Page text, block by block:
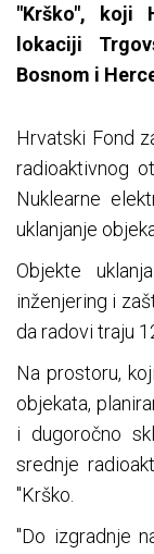
"Krško", koji
lokaciji
Bosnom i
Hrvatski Fond
radioaktivnog
Nuklearne
uklanjanje
Objekte
inženjering i
da radovi traju
Na prostoru,
objekata,
i dugoročno
srednje
"Krško.
"Do izgradnje